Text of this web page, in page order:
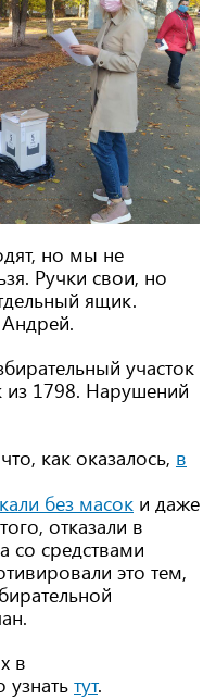
но мы не
Ручки свои, но
ящик.
Андрей.
участок
1798. Нарушений
как оказалось, в
без масок и даже
отказали в
со средствами
это тем,
в
тут.